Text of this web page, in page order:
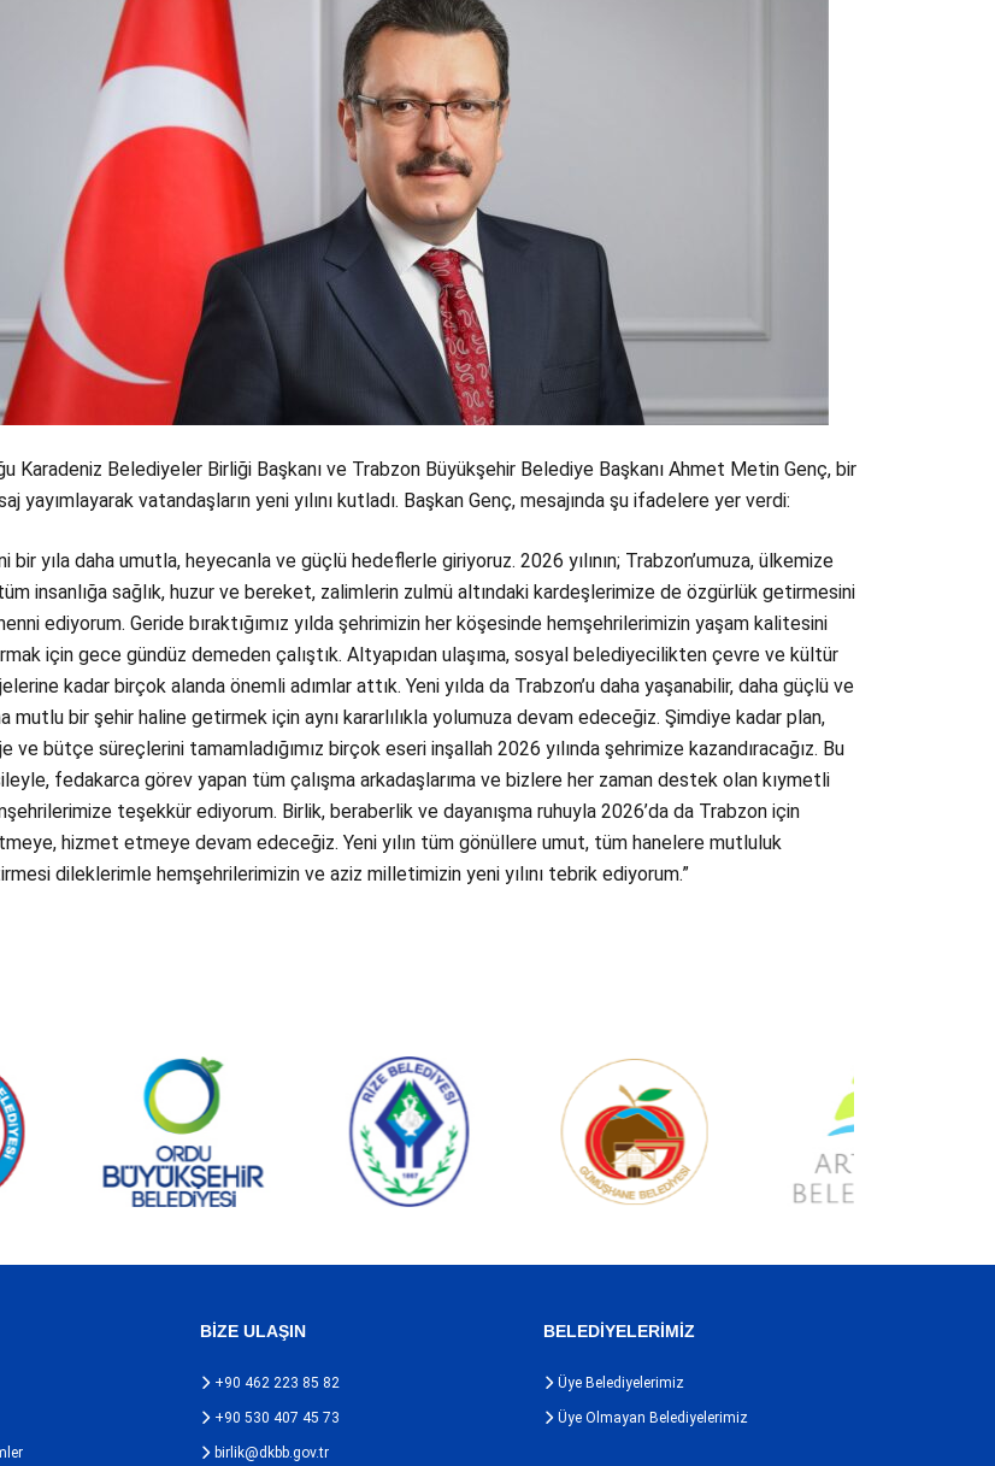
Karadeniz Belediyeler Birliği Başkanı ve Trabzon Büyükşehir Belediye Başkanı Ahmet Metin Genç, bir
yayımlayarak vatandaşların yeni yılını kutladı. Başkan Genç, mesajında şu ifadelere yer verdi:
bir yıla daha umutla, heyecanla ve güçlü hedeflerle giriyoruz. 2026 yılının; Trabzon’umuza, ülkemize
insanlığa sağlık, huzur ve bereket, zalimlerin zulmü altındaki kardeşlerimize de özgürlük getirmesini
ediyorum. Geride bıraktığımız yılda şehrimizin her köşesinde hemşehrilerimizin yaşam kalitesini
için gece gündüz demeden çalıştık. Altyapıdan ulaşıma, sosyal belediyecilikten çevre ve kültür
kadar birçok alanda önemli adımlar attık. Yeni yılda da Trabzon’u daha yaşanabilir, daha güçlü ve
mutlu bir şehir haline getirmek için aynı kararlılıkla yolumuza devam edeceğiz. Şimdiye kadar plan,
ve bütçe süreçlerini tamamladığımız birçok eseri inşallah 2026 yılında şehrimize kazandıracağız. Bu
fedakarca görev yapan tüm çalışma arkadaşlarıma ve bizlere her zaman destek olan kıymetli
teşekkür ediyorum. Birlik, beraberlik ve dayanışma ruhuyla 2026’da da Trabzon için
hizmet etmeye devam edeceğiz. Yeni yılın tüm gönüllere umut, tüm hanelere mutluluk
dileklerimle hemşehrilerimizin ve aziz milletimizin yeni yılını tebrik ediyorum.”
BİZE ULAŞIN
+90 462 223 85 82
+90 530 407 45 73
birlik@dkbb.gov.tr
BELEDİYELERİMİZ
Üye Belediyelerimiz
Üye Olmayan Belediyelerimiz